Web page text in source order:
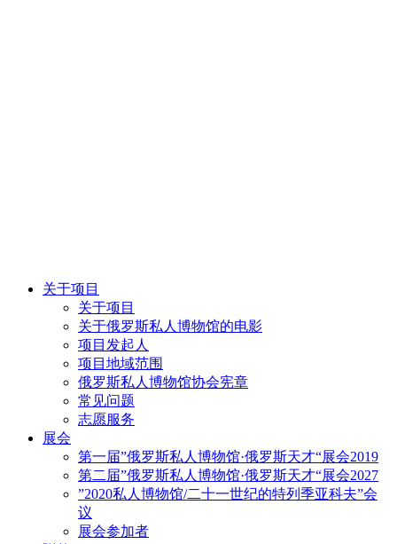
关于项目
关于项目
关于俄罗斯私人博物馆的电影
项目发起人
项目地域范围
俄罗斯私人博物馆协会宪章
常见问题
志愿服务
展会
第一届”俄罗斯私人博物馆·俄罗斯天才“展会2019
第二届”俄罗斯私人博物馆·俄罗斯天才“展会2027
”2020私人博物馆/二十一世纪的特列季亚科夫”会
议
展会参加者